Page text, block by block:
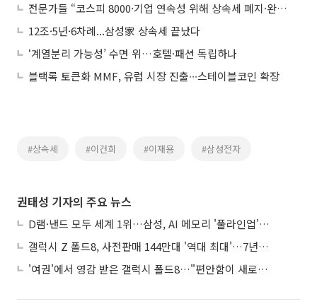
전문가들 “코스피 8000·기업 연속성 위해 상속세 폐지·완화해야”
12조·5년·6차례...삼성家 상속세 끝났다
‘계열분리 가능성’ 수면 위…호텔·패션 독립하나
블랙록 토큰화 MMF, 유럽 시장 진출∙∙∙스테이블코인 확장
#상속세 #이건희 #이재용 #삼성전자
권태성 기자의 주요 뉴스
D램·낸드 모두 세계 1위…삼성, AI 메모리 '풀라인업'으로 승부
갤럭시 Z 폴드8, 사전판매 144만대 '역대 최대'…7년만에 갤노트10 기록 넘어
'여권'에서 영감 받은 갤럭시 폴드8…"편안함이 새로운 디자인 경쟁력"